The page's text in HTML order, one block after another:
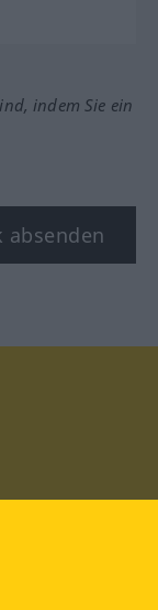
indem Sie ein
absenden